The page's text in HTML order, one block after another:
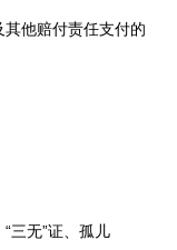
其他赔付责任支付的
三无”证、孤儿